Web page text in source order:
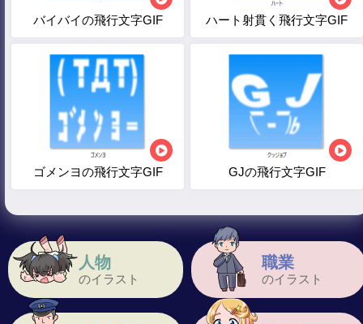
人物
のイラスト
職業
のイラスト
バイバイの飛行文字GIF ハート射貫く飛行文字GIF
ゴメンヨの飛行文字GIF GJの飛行文字GIF